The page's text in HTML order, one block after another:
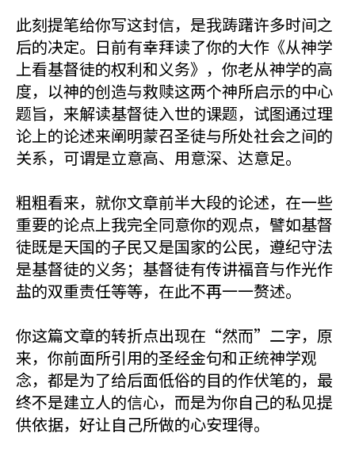
此刻提笔给你写这封信，是我踌躇许多时间之
后的决定。日前有幸拜读了你的大作《从神学
上看基督徒的权利和义务》，你老从神学的高
度，以神的创造与救赎这两个神所启示的中心
题旨，来解读基督徒入世的课题，试图通过理
论上的论述来阐明蒙召圣徒与所处社会之间的
关系，可谓是立意高、用意深、达意足。
粗粗看来，就你文章前半大段的论述，在一些
重要的论点上我完全同意你的观点，譬如基督
徒既是天国的子民又是国家的公民，遵纪守法
是基督徒的义务；基督徒有传讲福音与作光作
盐的双重责任等等，在此不再一一赘述。
你这篇文章的转折点出现在“然而”二字，原
来，你前面所引用的圣经金句和正统神学观
念，都是为了给后面低俗的目的作伏笔的，最
终不是建立人的信心，而是为你自己的私见提
供依据，好让自己所做的心安理得。